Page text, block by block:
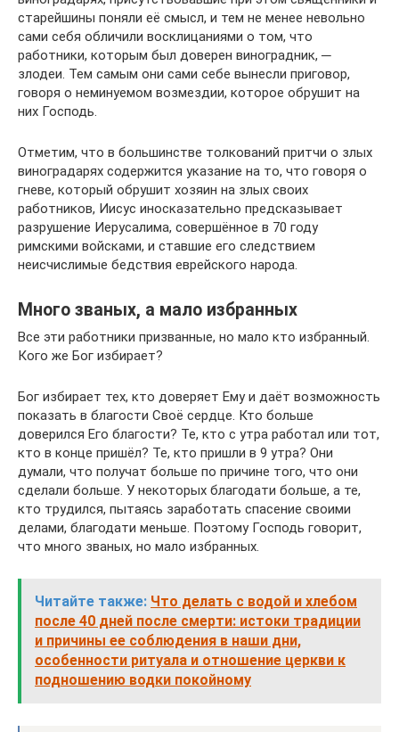
старейшины поняли её смысл, и тем не менее невольно
сами себя обличили восклицаниями о том, что
работники, которым был доверен виноградник, ─
злодеи. Тем самым они сами себе вынесли приговор,
говоря о неминуемом возмездии, которое обрушит на
них Господь.
Отметим, что в большинстве толкований притчи о злых
виноградарях содержится указание на то, что говоря о
гневе, который обрушит хозяин на злых своих
работников, Иисус иносказательно предсказывает
разрушение Иерусалима, совершённое в 70 году
римскими войсками, и ставшие его следствием
неисчислимые бедствия еврейского народа.
Много званых, а мало избранных
Все эти работники призванные, но мало кто избранный.
Кого же Бог избирает?
Бог избирает тех, кто доверяет Ему и даёт возможность
показать в благости Своё сердце. Кто больше
доверился Его благости? Те, кто с утра работал или тот,
кто в конце пришёл? Те, кто пришли в 9 утра? Они
думали, что получат больше по причине того, что они
сделали больше. У некоторых благодати больше, а те,
кто трудился, пытаясь заработать спасение своими
делами, благодати меньше. Поэтому Господь говорит,
что много званых, но мало избранных.
Читайте также: Что делать с водой и хлебом
после 40 дней после смерти: истоки традиции
и причины ее соблюдения в наши дни,
особенности ритуала и отношение церкви к
подношению водки покойному